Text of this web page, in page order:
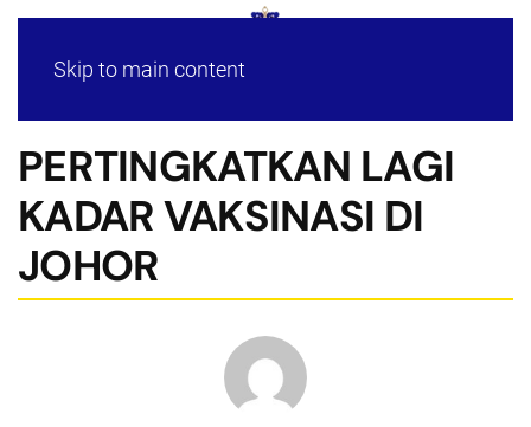
Skip to main content
PERTINGKATKAN LAGI
KADAR VAKSINASI DI
JOHOR